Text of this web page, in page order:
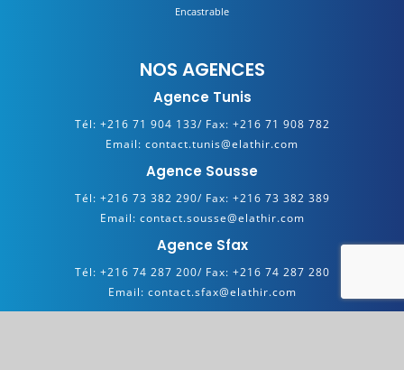
Encastrable
NOS AGENCES
Agence Tunis
Tél: +216 71 904 133/ Fax: +216 71 908 782
Email: contact.tunis@elathir.com
Agence Sousse
Tél: +216 73 382 290/ Fax: +216 73 382 389
Email: contact.sousse@elathir.com
Agence Sfax
Tél: +216 74 287 200/ Fax: +216 74 287 280
Email: contact.sfax@elathir.com